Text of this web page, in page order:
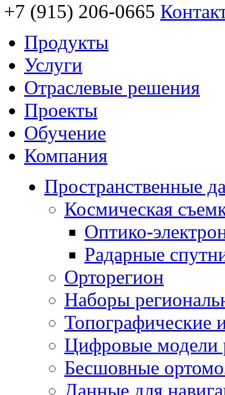
+7 (915) 206-0665
Продукты
Услуги
Отраслевые решения
Проекты
Обучение
Компания
Пространственные
Космическая
Оптико-
Радарные
Орторегион
Наборы
Топографические
Цифровые модели
Бесшовные
Данные для